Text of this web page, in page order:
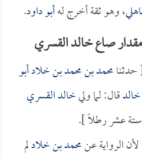
، وهو ثقة أخرج لهأبو داود.
صاع خالد القسري
محمد بن محمد بن خلاد أبو
قال: لما وليخالد القسري
عشر رطلاً ].
الرواية عنمحمد بن خلادلم